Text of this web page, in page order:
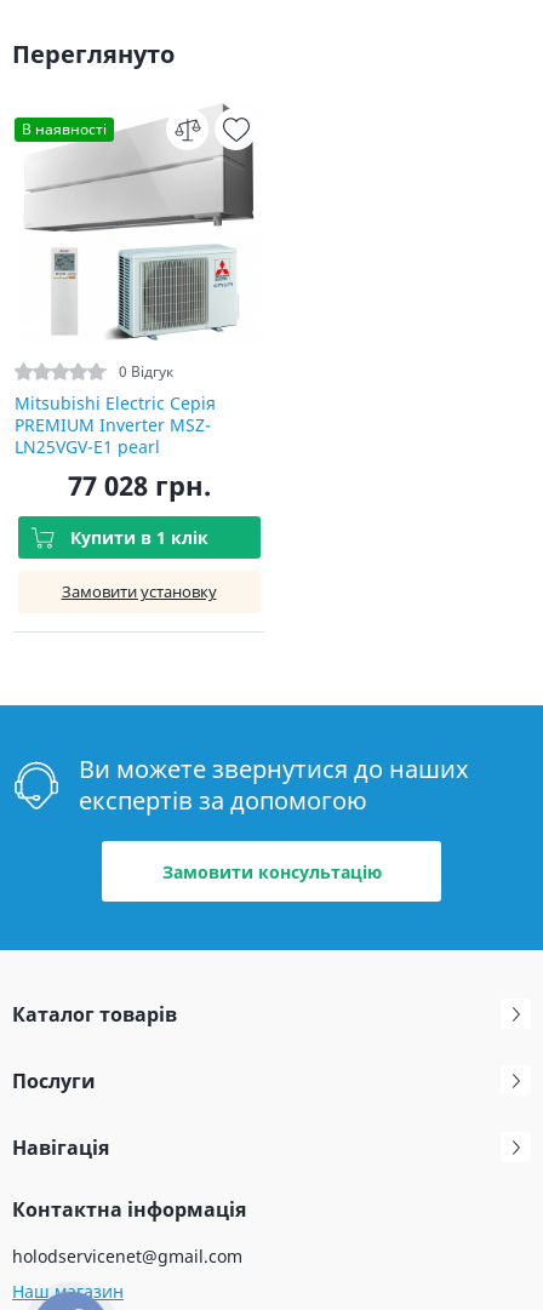
Переглянуто
В наявності
0 Відгук
Mitsubishi Electric Серія
PREMIUM Inverter MSZ-
LN25VGV-E1 pearl
77 028 грн.
Купити в 1 клік
Замовити установку
Ви можете звернутися до наших
експертів за допомогою
Замовити консультацію
Каталог товарів
Послуги
Навігація
Контактна інформація
holodservicenet@gmail.com
Наш магазин